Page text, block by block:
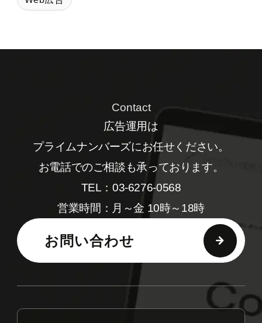
Contact
広告運用は
プライムナンバーズにお任せください。
お電話でのご相談も承っております。
TEL：03‐6276‐0568
営業時間：月～金 10時～18時
お問い合わせ